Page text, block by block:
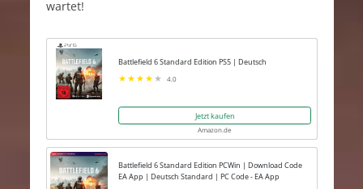
wartet!
Battlefield 6 Standard Edition PS5 | Deutsch
4.0
Jetzt kaufen
Amazon.de
Battlefield 6 Standard Edition PCWin | Download Code
EA App | Deutsch Standard | PC Code - EA App